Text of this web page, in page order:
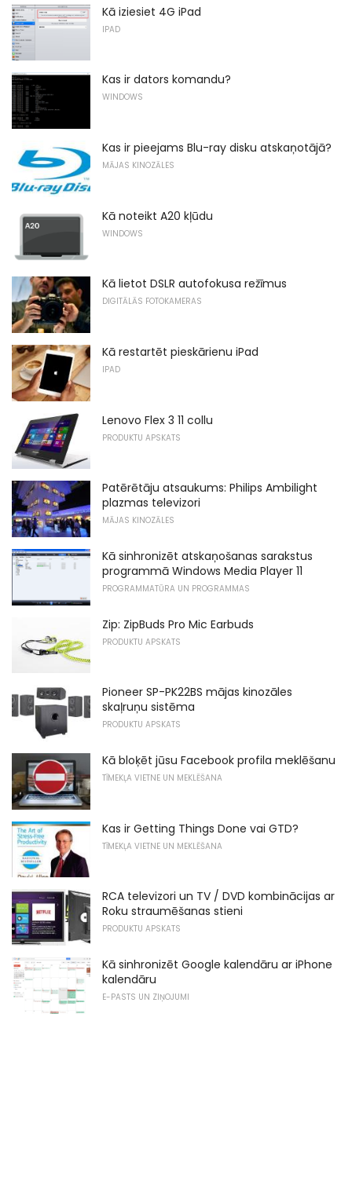
Kā iziesiet 4G iPad
IPAD
Kas ir dators komandu?
WINDOWS
Kas ir pieejams Blu-ray disku atskaņotājā?
MĀJAS KINOZĀLES
Kā noteikt A20 kļūdu
WINDOWS
Kā lietot DSLR autofokusa režīmus
DIGITĀLĀS FOTOKAMERAS
Kā restartēt pieskārienu iPad
IPAD
Lenovo Flex 3 11 collu
PRODUKTU APSKATS
Patērētāju atsaukums: Philips Ambilight
plazmas televizori
MĀJAS KINOZĀLES
Kā sinhronizēt atskaņošanas sarakstus
programmā Windows Media Player 11
PROGRAMMATŪRA UN PROGRAMMAS
Zip: ZipBuds Pro Mic Earbuds
PRODUKTU APSKATS
Pioneer SP-PK22BS mājas kinozāles
skaļruņu sistēma
PRODUKTU APSKATS
Kā bloķēt jūsu Facebook profila meklēšanu
TĪMEKĻA VIETNE UN MEKLĒŠANA
Kas ir Getting Things Done vai GTD?
TĪMEKĻA VIETNE UN MEKLĒŠANA
RCA televizori un TV / DVD kombinācijas ar
Roku straumēšanas stieni
PRODUKTU APSKATS
Kā sinhronizēt Google kalendāru ar iPhone
kalendāru
E-PASTS UN ZIŅOJUMI